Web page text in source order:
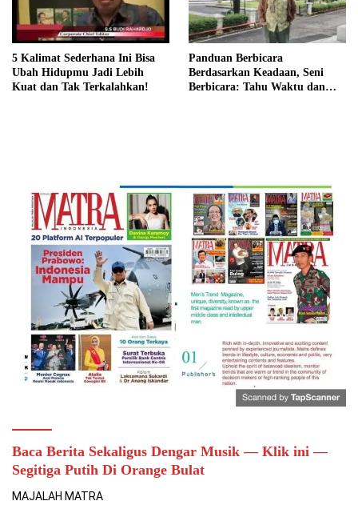
5 Kalimat Sederhana Ini Bisa
Ubah Hidupmu Jadi Lebih
Kuat dan Tak Terkalahkan!
Panduan Berbicara
Berdasarkan Keadaan, Seni
Berbicara: Tahu Waktu dan
Baca Berita Sekaligus Dengar Musik — Klik ini —
Segitiga Putih Di Orange Bulat
MAJALAH MATRA